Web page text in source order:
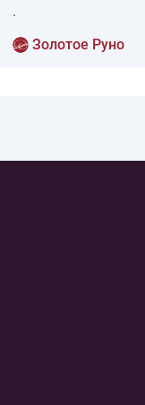
.
Золотое Руно